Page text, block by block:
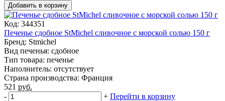
Добавить в корзину
Код: 344351
Печенье сдобное StMichel сливочное с морской солью 150 г
Бренд: Stmichel
Вид печенья: сдобное
Тип товара: печенье
Наполнитель: отсутствует
Страна производства: Франция
521 руб.
-
+ Перейти в корзину